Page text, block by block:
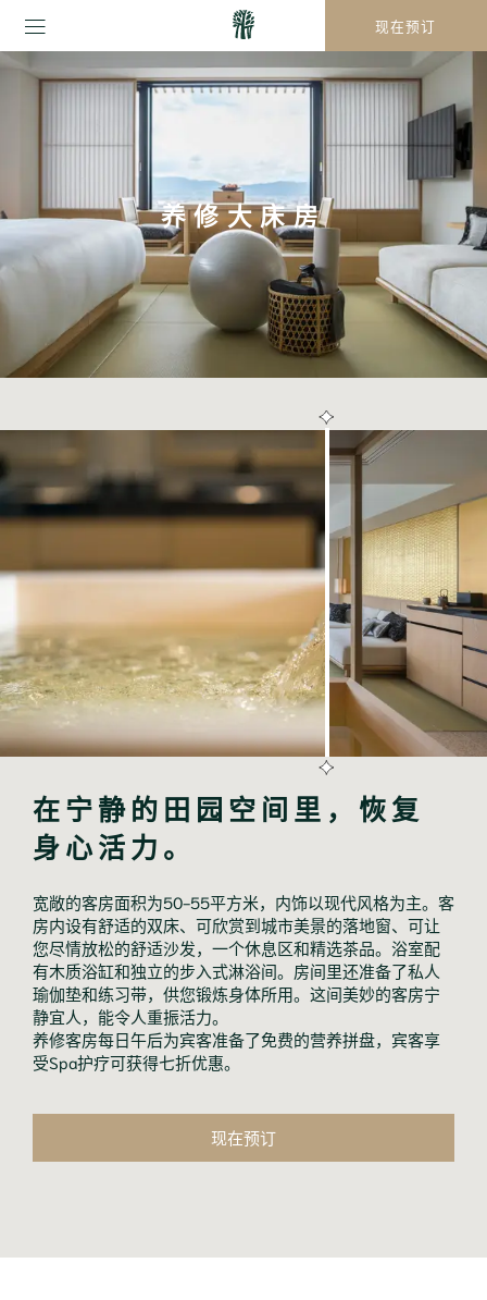
现在预订
养修大床房
在宁静的田园空间里，恢复
身心活力。
宽敞的客房面积为50-55平方米，内饰以现代风格为主。客
房内设有舒适的双床、可欣赏到城市美景的落地窗、可让
您尽情放松的舒适沙发，一个休息区和精选茶品。浴室配
有木质浴缸和独立的步入式淋浴间。房间里还准备了私人
瑜伽垫和练习带，供您锻炼身体所用。这间美妙的客房宁
静宜人，能令人重振活力。
养修客房每日午后为宾客准备了免费的营养拼盘，宾客享
受Spa护疗可获得七折优惠。
现在预订